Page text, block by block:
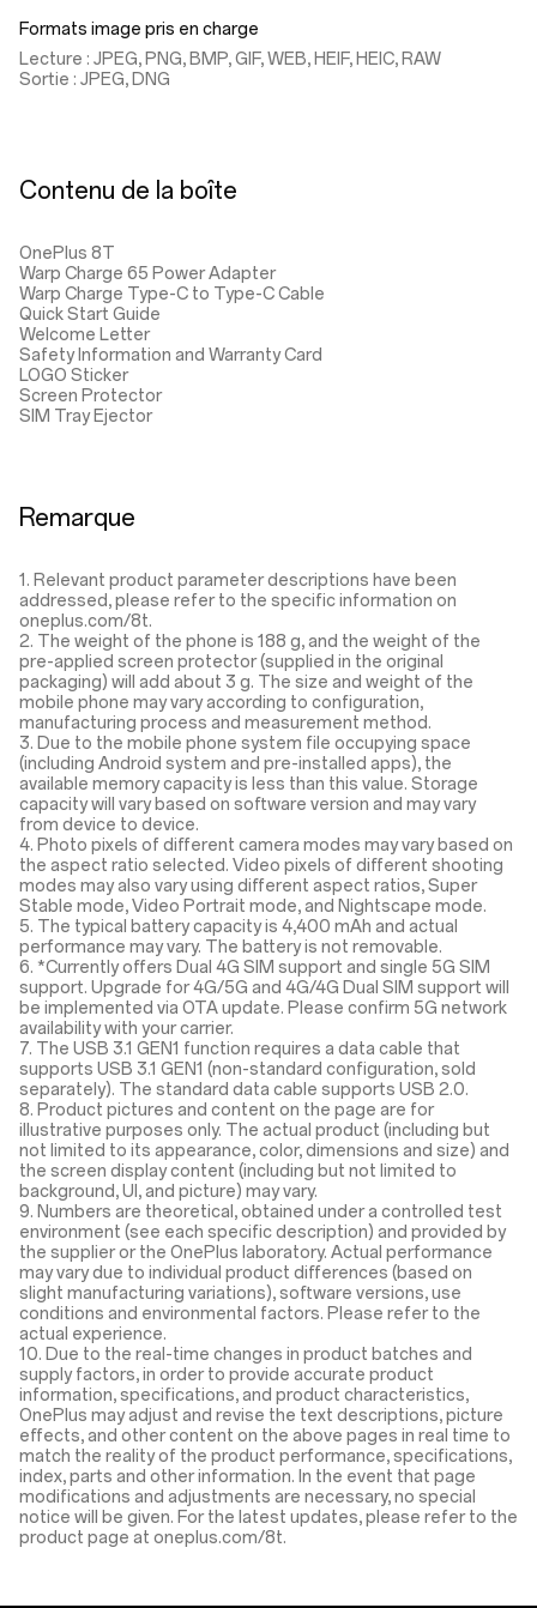
Formats image pris en charge
Lecture : JPEG, PNG, BMP, GIF, WEB, HEIF, HEIC, RAW
Sortie : JPEG, DNG
Contenu de la boîte
OnePlus 8T
Warp Charge 65 Power Adapter
Warp Charge Type-C to Type-C Cable
Quick Start Guide
Welcome Letter
Safety Information and Warranty Card
LOGO Sticker
Screen Protector
SIM Tray Ejector
Remarque
1. Relevant product parameter descriptions have been
addressed, please refer to the specific information on
oneplus.com/8t.
2. The weight of the phone is 188 g, and the weight of the
pre-applied screen protector (supplied in the original
packaging) will add about 3 g. The size and weight of the
mobile phone may vary according to configuration,
manufacturing process and measurement method.
3. Due to the mobile phone system file occupying space
(including Android system and pre-installed apps), the
available memory capacity is less than this value. Storage
capacity will vary based on software version and may vary
from device to device.
4. Photo pixels of different camera modes may vary based on
the aspect ratio selected. Video pixels of different shooting
modes may also vary using different aspect ratios, Super
Stable mode, Video Portrait mode, and Nightscape mode.
5. The typical battery capacity is 4,400 mAh and actual
performance may vary. The battery is not removable.
6. *Currently offers Dual 4G SIM support and single 5G SIM
support. Upgrade for 4G/5G and 4G/4G Dual SIM support will
be implemented via OTA update. Please confirm 5G network
availability with your carrier.
7. The USB 3.1 GEN1 function requires a data cable that
supports USB 3.1 GEN1 (non-standard configuration, sold
separately). The standard data cable supports USB 2.0.
8. Product pictures and content on the page are for
illustrative purposes only. The actual product (including but
not limited to its appearance, color, dimensions and size) and
the screen display content (including but not limited to
background, UI, and picture) may vary.
9. Numbers are theoretical, obtained under a controlled test
environment (see each specific description) and provided by
the supplier or the OnePlus laboratory. Actual performance
may vary due to individual product differences (based on
slight manufacturing variations), software versions, use
conditions and environmental factors. Please refer to the
actual experience.
10. Due to the real-time changes in product batches and
supply factors, in order to provide accurate product
information, specifications, and product characteristics,
OnePlus may adjust and revise the text descriptions, picture
effects, and other content on the above pages in real time to
match the reality of the product performance, specifications,
index, parts and other information. In the event that page
modifications and adjustments are necessary, no special
notice will be given. For the latest updates, please refer to the
product page at oneplus.com/8t.